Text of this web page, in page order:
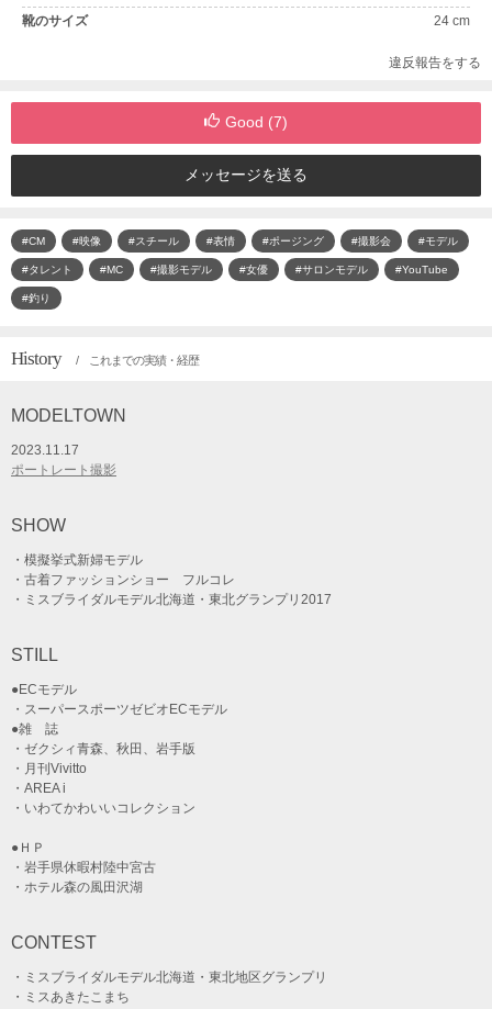
靴のサイズ
24 cm
違反報告をする
Good (7)
メッセージを送る
#CM #映像 #スチール #表情 #ポージング #撮影会 #モデル
#タレント #MC #撮影モデル #女優 #サロンモデル #YouTube
#釣り
History / これまでの実績・経歴
MODELTOWN
2023.11.17
ポートレート撮影
SHOW
・模擬挙式新婦モデル
・古着ファッションショー フルコレ
・ミスブライダルモデル北海道・東北グランプリ2017
STILL
●ECモデル
・スーパースポーツゼビオECモデル
●雑 誌
・ゼクシィ青森、秋田、岩手版
・月刊Vivitto
・AREA i
・いわてかわいいコレクション
●ＨＰ
・岩手県休暇村陸中宮古
・ホテル森の風田沢湖
CONTEST
・ミスブライダルモデル北海道・東北地区グランプリ
・ミスあきたこまち